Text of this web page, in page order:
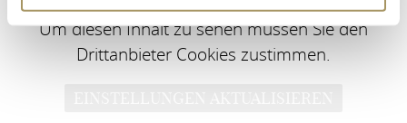
Um diesen Inhalt zu sehen müssen Sie den
Drittanbieter Cookies zustimmen.